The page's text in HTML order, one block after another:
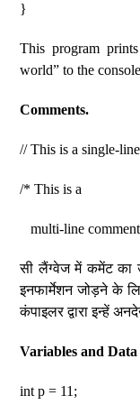
}
This program
world” to the
Comments.
// This is a single-
/* This is a
multi-line
सी लैंग्वेज में कमेंट का
इनफार्मेशन जोड़ने के
कंपाइलर द्वारा इन्हें
Variables and Data
int p = 11;